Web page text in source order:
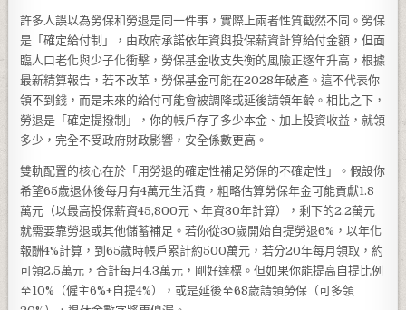
許多人誤以為勞保和勞退是同一件事，實際上兩者性質截然不同。勞保
是「確定給付制」，由政府承諾依年資與投保薪資計算給付金額，但面
臨人口老化與少子化衝擊，勞保基金收支失衡的風險正逐年升高，根據
最新精算報告，若不改革，勞保基金可能在2028年破產。這不代表你
領不到錢，而是未來的給付可能會被調降或延後請領年齡。相比之下，
勞退是「確定提撥制」，你的帳戶存了多少本金、加上投資收益，就領
多少，完全不受政府財政影響，安全係數更高。
雙軌配置的核心在於「用勞退的確定性補足勞保的不確定性」。假設你
希望65歲退休後每月有4萬元生活費，粗略估算勞保年金可能貢獻1.8
萬元（以最高投保薪資45,800元、年資30年計算），剩下的2.2萬元
就需要靠勞退或其他儲蓄補足。若你從30歲開始自提勞退6%，以年化
報酬4%計算，到65歲時帳戶累計約500萬元，若分20年每月領取，約
可領2.5萬元，合計每月4.3萬元，剛好達標。但如果你能提高自提比例
至10%（僱主6%+自提4%），或是延後至68歲請領勞保（可多領